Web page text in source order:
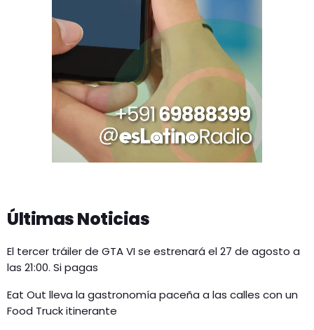
Últimas Noticias
El tercer tráiler de GTA VI se estrenará el 27 de agosto a
las 21:00. Si pagas
Eat Out lleva la gastronomía paceña a las calles con un
Food Truck itinerante